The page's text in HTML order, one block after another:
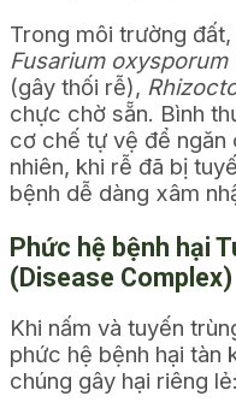
Trong môi trường
Fusarium oxysporum
(gây thối rễ),
chực chờ sẵn. Bình
cơ chế tự vệ để ngăn
nhiên, khi rễ đã bị
bệnh dễ dàng xâm
Phức hệ bệnh hại
(Disease Complex)
Khi nấm và tuyến
phức hệ bệnh hại tàn
chúng gây hại riêng lẻ: